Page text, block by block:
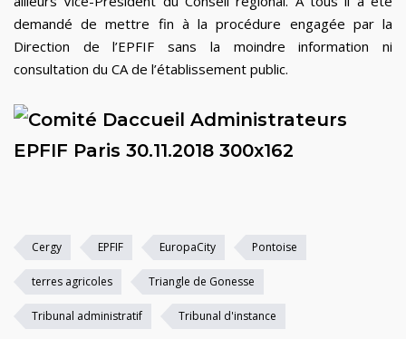
demandé de mettre fin à la procédure engagée par la
Direction de l’EPFIF sans la moindre information ni
consultation du CA de l’établissement public.
Cergy EPFIF EuropaCity Pontoise
terres agricoles Triangle de Gonesse
Tribunal administratif Tribunal d'instance